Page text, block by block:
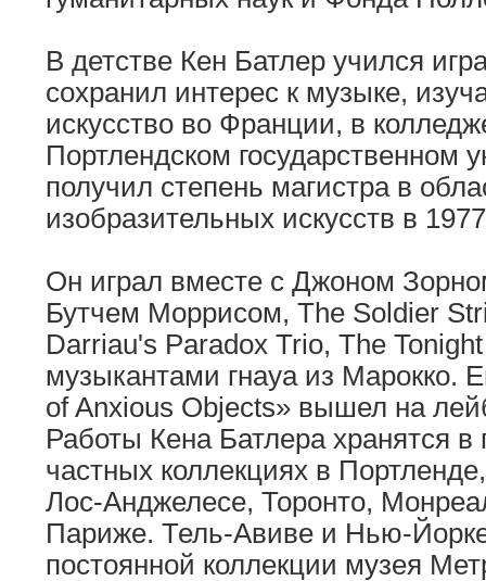
В детстве Кен Батлер учился
сохранил интерес к музыке,
искусство во Франции, в
Портлендском государственном
получил степень магистра в
изобразительных искусств в 1977
Он играл вместе с Джоном
Бутчем Моррисом, The Soldier
Darriau's Paradox Trio, The
музыкантами гнауа из Марокко.
of Anxious Objects» вышел на
Работы Кена Батлера хранятся
частных коллекциях в
Лос-Анджелесе, Торонто,
Париже. Тель-Авиве и Нью-
постоянной коллекции музея